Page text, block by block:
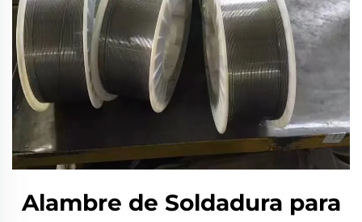
Alambre de Soldadura para